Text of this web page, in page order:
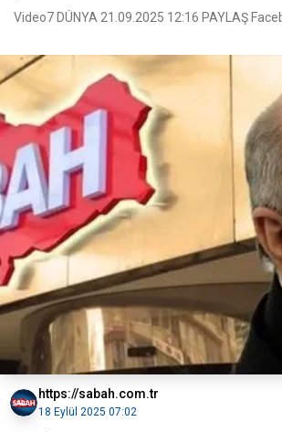
Video7 DÜNYA 21.09.2025 12:16 PAYLAŞ
https://sabah.com.tr
18 Eylül 2025 07:02